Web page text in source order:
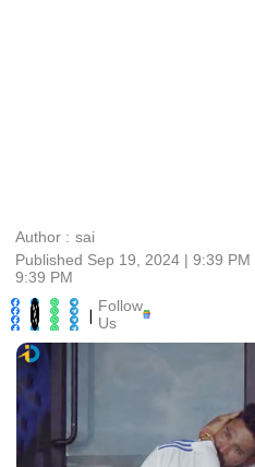
Author : sai
Published Sep 19, 2024 | 9:39 PM
9:39 PM
| Follow
Us